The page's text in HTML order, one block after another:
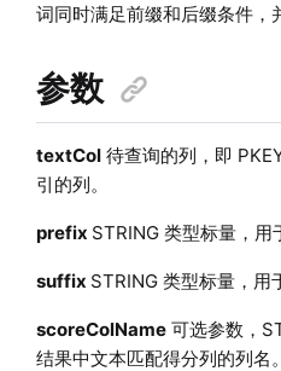
词同时满足前缀和后缀条件，
参数
textCol待查询的列，即
引的列。
prefix STRING 类型标量，用
suffix STRING 类型标量，用
scoreColName可选参数，
结果中文本匹配得分列的列名